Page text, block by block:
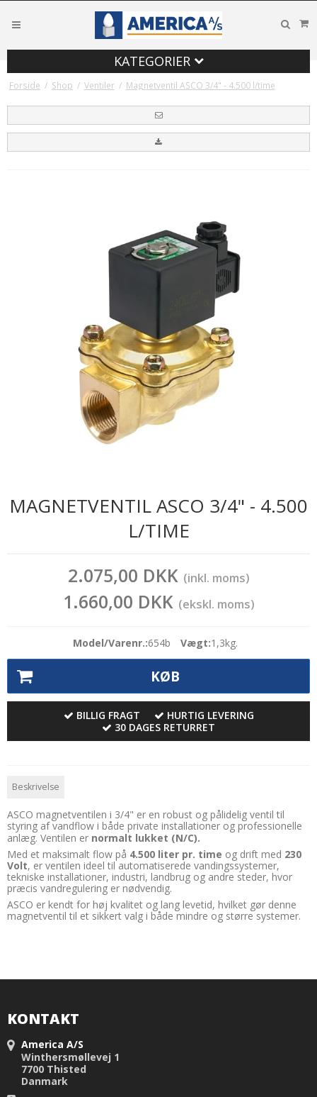
KATEGORIER
Forside / Shop / Ventiler / Magnetventil ASCO 3/4" - 4.500 l/time
MAGNETVENTIL ASCO 3/4" - 4.500
L/TIME
2.075,00 DKK (inkl. moms)
1.660,00 DKK (ekskl. moms)
Model/Varenr.:654b Vægt:1,3kg.
KØB
BILLIG FRAGT
HURTIG LEVERING
30 DAGES RETURRET
Beskrivelse
ASCO magnetventilen i 3/4" er en robust og pålidelig ventil til
styring af vandflow i både private installationer og professionelle
anlæg. Ventilen er normalt lukket (N/C).
Med et maksimalt flow på 4.500 liter pr. time og drift med 230
Volt, er ventilen ideel til automatiserede vandingssystemer,
tekniske installationer, industri, landbrug og andre steder, hvor
præcis vandregulering er nødvendig.
ASCO er kendt for høj kvalitet og lang levetid, hvilket gør denne
magnetventil til et sikkert valg i både mindre og større systemer.
KONTAKT
America A/S
Winthersmøllevej 1
7700 Thisted
Danmark